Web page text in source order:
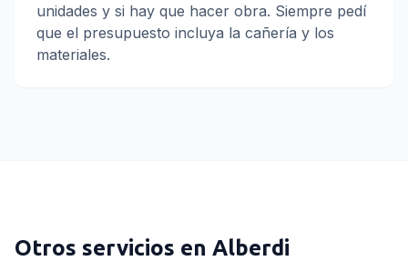
unidades y si hay que hacer obra. Siempre pedí
que el presupuesto incluya la cañería y los
materiales.
Otros servicios en Alberdi